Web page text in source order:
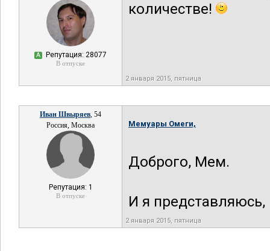
А Репутация: 28077
В отпуске
количестве!
2 января 2015, пятница
Иван Швыряев, 54
Россия, Москва
Репутация: 1
В отпуске
Мемуары Омеги,
Доброго, Мем.
И я
2 января 2015, пятница